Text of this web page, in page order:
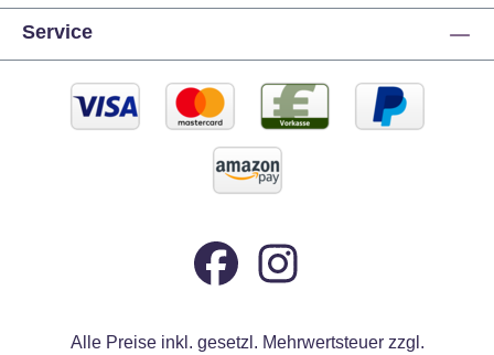
Service
Alle Preise inkl. gesetzl. Mehrwertsteuer zzgl.